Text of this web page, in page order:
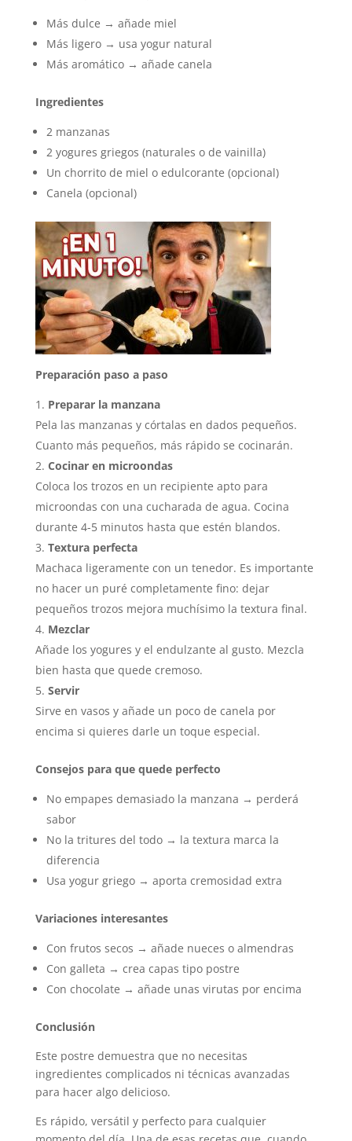
Más dulce → añade miel
Más ligero → usa yogur natural
Más aromático → añade canela
Ingredientes
2 manzanas
2 yogures griegos (naturales o de vainilla)
Un chorrito de miel o edulcorante (opcional)
Canela (opcional)
Preparación paso a paso
Preparar la manzana
Pela las manzanas y córtalas en dados pequeños.
Cuanto más pequeños, más rápido se cocinarán.
Cocinar en microondas
Coloca los trozos en un recipiente apto para
microondas con una cucharada de agua. Cocina
durante 4-5 minutos hasta que estén blandos.
Textura perfecta
Machaca ligeramente con un tenedor. Es importante
no hacer un puré completamente fino: dejar
pequeños trozos mejora muchísimo la textura final.
Mezclar
Añade los yogures y el endulzante al gusto. Mezcla
bien hasta que quede cremoso.
Servir
Sirve en vasos y añade un poco de canela por
encima si quieres darle un toque especial.
Consejos para que quede perfecto
No empapes demasiado la manzana → perderá
sabor
No la tritures del todo → la textura marca la
diferencia
Usa yogur griego → aporta cremosidad extra
Variaciones interesantes
Con frutos secos → añade nueces o almendras
Con galleta → crea capas tipo postre
Con chocolate → añade unas virutas por encima
Conclusión
Este postre demuestra que no necesitas
ingredientes complicados ni técnicas avanzadas
para hacer algo delicioso.
Es rápido, versátil y perfecto para cualquier